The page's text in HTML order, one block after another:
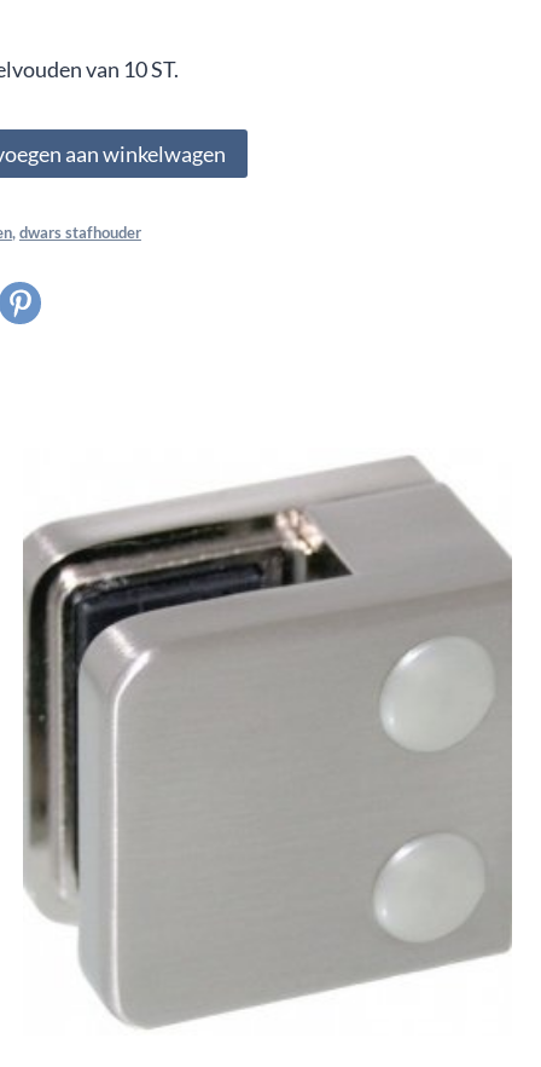
van 10 ST.
aan winkelwagen
, dwars stafhouder